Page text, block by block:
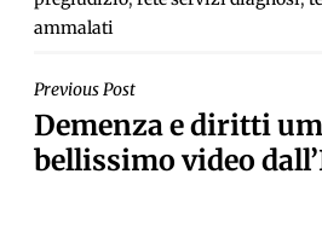
ammalati
NAVIGAZIONE
ARTICOLI
Previous Post
Demenza e diritti
bellissimo video